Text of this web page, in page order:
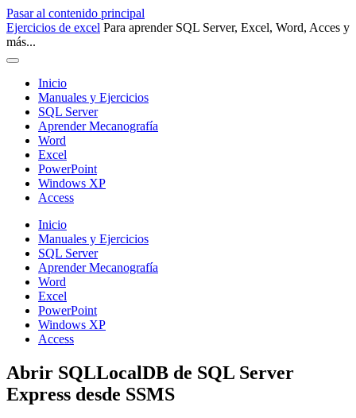
Pasar al contenido principal
Ejercicios de excel Para aprender SQL Server, Excel, Word, Acces y
más...
Inicio
Manuales y Ejercicios
SQL Server
Aprender Mecanografía
Word
Excel
PowerPoint
Windows XP
Access
Inicio
Manuales y Ejercicios
SQL Server
Aprender Mecanografía
Word
Excel
PowerPoint
Windows XP
Access
Abrir SQLLocalDB de SQL Server
Express desde SSMS